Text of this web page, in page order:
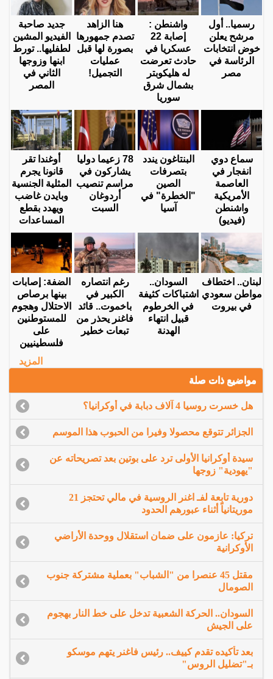
رسميا.. أول
مرشح يعلن
خوض انتخابات
الرئاسة في
مصر
واشنطن :
إصابة 22
عسكريا في
حادث تعرضت
له هليكوبتر
بشمال شرق
سوريا
هنا الزاهد
تصدم جمهورها
بصورة لها قبل
عمليات
التجميل!
جديد صاحبة
الفيديو المشين
لطفليها.. تورط
ابنها وزوجها
الثاني في
المصر
سماع دوي
انفجار في
العاصمة
الأمريكية
واشنطن
(فيديو)
البنتاغون يندد
بتصرفات
الصين
"الخطرة" في
آسيا
78 زعيما دوليا
يشاركون في
مراسم تنصيب
أردوغان
السبت
أوغندا تقر
قانونا يجرم
المثلية الجنسية
وبايدن غاضب
ويهدد بقطع
المساعدات
لبنان.. اختطاف
مواطن سعودي
في بيروت
السودان..
اشتباكات كثيفة
في الخرطوم
قبيل انتهاء
الهدنة
رغم انتصاره
الكبير في
باخموت.. قائد
فاغنر يحذر من
تبعات خطير
الضفة: إصابات
بينها برصاص
الاحتلال وهجوم
للمستوطنين
على
فلسطينيين
المزيد
مواضيع ذات صلة
هل خسرت روسيا 4 آلاف دبابة في أوكرانيا؟
الجزائر تتوقع محصولا وفيرا من الحبوب هذا الموسم
سيدة أوكرانيا الأولى ترد على بوتين بعد تصريحاته عن
"يهودية" زوجها
دورية تابعة لفـ اغنر الروسية في مالي تحتجز 21
موريتانياً أثناء عبورهم الحدود
تركيا: عازمون على ضمان استقلال ووحدة الأراضي
الأوكرانية
مقتل 45 عنصرا من "الشباب" بعملية مشتركة جنوب
الصومال
السودان.. الحركة الشعبية تدخل على خط النار بهجوم
على الجيش
بعد تأكيده تقدم كييف.. رئيس فاغنر يتهم موسكو
بـ"تضليل الروس"